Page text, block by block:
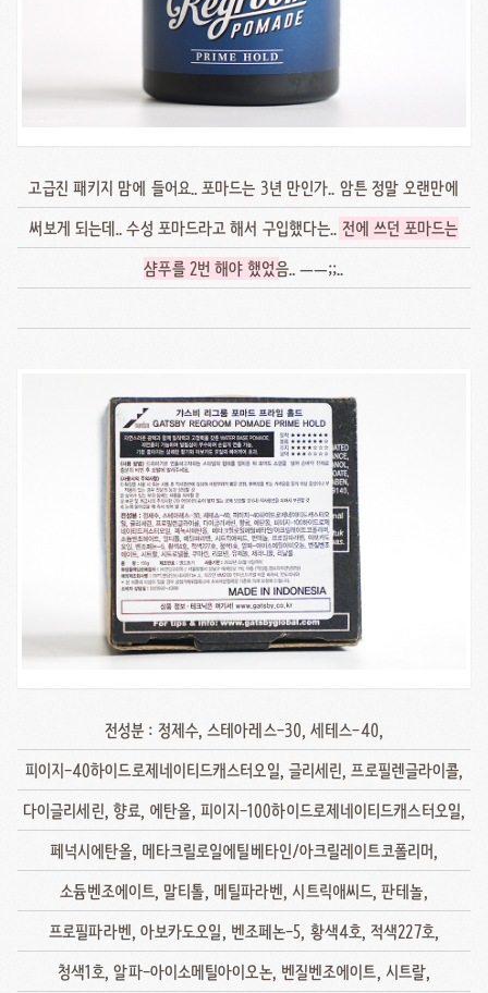
고급진 패키지 맘에 들어요.. 포마드는 3년 만인가.. 암튼 정말 오랜만에
써보게 되는데.. 수성 포마드라고 해서 구입했다는.. 전에 쓰던 포마드는
샴푸를 2번 해야 했었음.. ㅡㅡ;;..
전성분 : 정제수, 스테아레스-30, 세테스-40,
피이지-40하이드로제네이티드캐스터오일, 글리세린, 프로필렌글라이콜,
다이글리세린, 향료, 에탄올, 피이지-100하이드로제네이티드캐스터오일,
페넉시에탄올, 메타크릴로일에틸베타인/아크릴레이트코폴리머,
소듐벤조에이트, 말티톨, 메틸파라벤, 시트릭애씨드, 판테놀,
프로필파라벤, 아보카도오일, 벤조페논-5, 황색4호, 적색227호,
청색1호, 알파-아이소메틸아이오논, 벤질벤조에이트, 시트랄,